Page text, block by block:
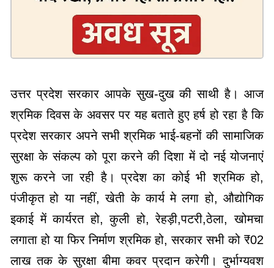
उत्तर प्रदेश सरकार आपके सुख-दुख की साथी है। आज
श्रमिक दिवस के अवसर पर यह बताते हुए हर्ष हो रहा है कि
प्रदेश सरकार अपने सभी श्रमिक भाई-बहनों की सामाजिक
सुरक्षा के संकल्प को पूरा करने की दिशा में दो नई योजनाएं
शुरू करने जा रही है। प्रदेश का कोई भी श्रमिक हो,
पंजीकृत हो या नहीं, खेती के कार्य मे लगा हो, औद्योगिक
इकाई में कार्यरत हो, कुली हो, रेहड़ी,पटरी,ठेला, खोमचा
लगाता हो या फिर निर्माण श्रमिक हो, सरकार सभी को ₹02
लाख तक के सुरक्षा बीमा कवर प्रदान करेगी। दुर्भाग्यवश